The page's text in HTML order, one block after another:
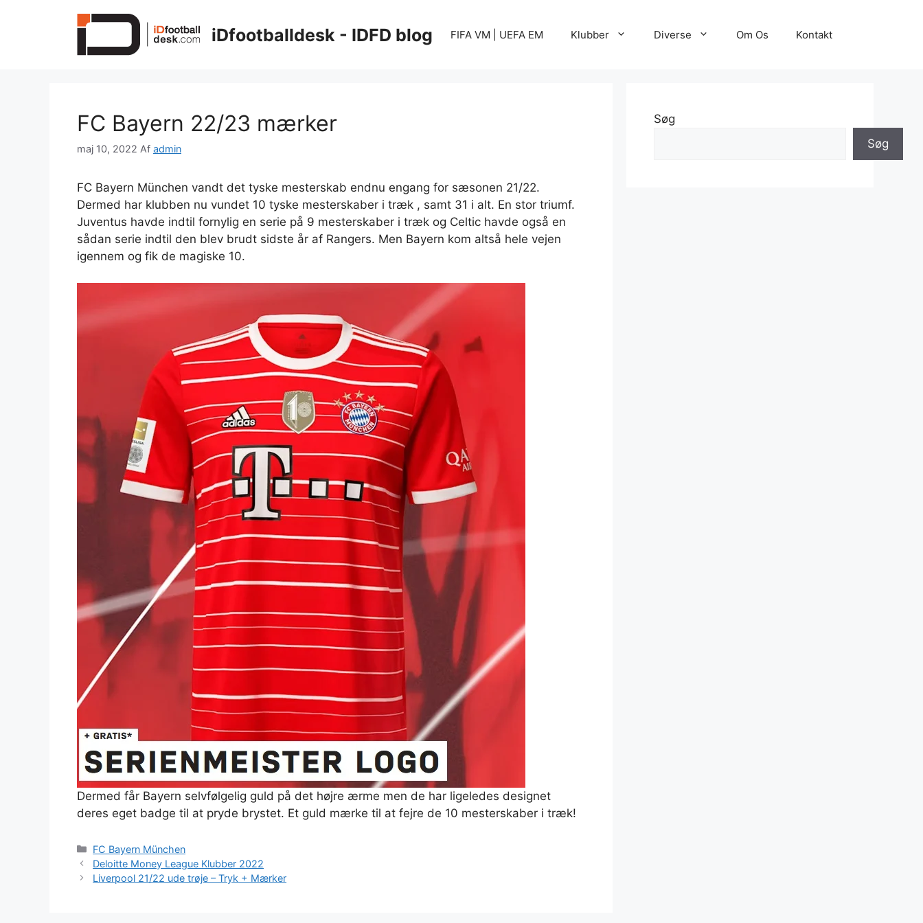
iDfootballdesk - IDFD blog FIFA VM | UEFA EM Klubber Diverse Om Os Kontakt
FC Bayern 22/23 mærker
maj 10, 2022 Af admin
FC Bayern München vandt det tyske mesterskab endnu engang for sæsonen 21/22.
Dermed har klubben nu vundet 10 tyske mesterskaber i træk , samt 31 i alt. En stor triumf.
Juventus havde indtil fornylig en serie på 9 mesterskaber i træk og Celtic havde også en
sådan serie indtil den blev brudt sidste år af Rangers. Men Bayern kom altså hele vejen
igennem og fik de magiske 10.
Dermed får Bayern selvfølgelig guld på det højre ærme men de har ligeledes designet
deres eget badge til at pryde brystet. Et guld mærke til at fejre de 10 mesterskaber i træk!
Kategorier
FC Bayern München
Deloitte Money League Klubber 2022
Liverpool 21/22 ude trøje – Tryk + Mærker
Søg
Søg